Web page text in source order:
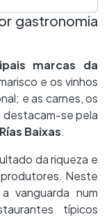
gastronomia
marcas da
e os vinhos
e as carnes, os
destacam-se pela
Baixas.
da riqueza e
Neste
vanguarda num
típicos